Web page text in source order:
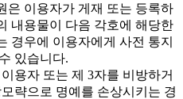
은 이용자가 게재 또는 등록하
내용물이 다음 각호에 해당한
경우에 이용자에게 사전 통지
있습니다.
용자 또는 제 3자를 비방하거
략으로 명예를 손상시키는 경